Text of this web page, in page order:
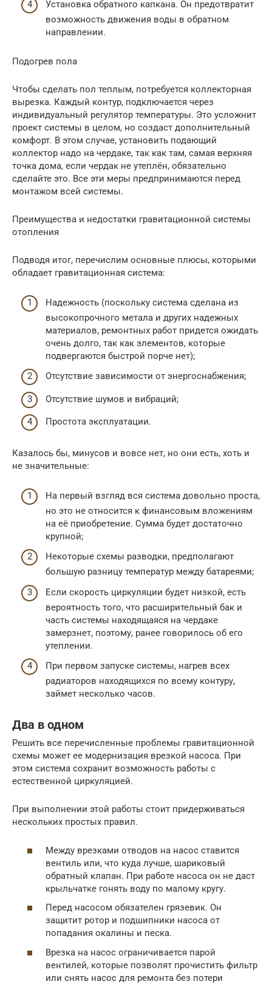
Установка обратного капкана. Он предотвратит
возможность движения воды в обратном
направлении.
Подогрев пола
Чтобы сделать пол теплым, потребуется коллекторная
вырезка. Каждый контур, подключается через
индивидуальный регулятор температуры. Это усложнит
проект системы в целом, но создаст дополнительный
комфорт. В этом случае, установить подающий
коллектор надо на чердаке, так как там, самая верхняя
точка дома, если чердак не утеплён, обязательно
сделайте это. Все эти меры предпринимаются перед
монтажом всей системы.
Преимущества и недостатки гравитационной системы
отопления
Подводя итог, перечислим основные плюсы, которыми
обладает гравитационная система:
Надежность (поскольку система сделана из
высокопрочного метала и других надежных
материалов, ремонтных работ придется ожидать
очень долго, так как элементов, которые
подвергаются быстрой порче нет);
Отсутствие зависимости от энергоснабжения;
Отсутствие шумов и вибраций;
Простота эксплуатации.
Казалось бы, минусов и вовсе нет, но они есть, хоть и
не значительные:
На первый взгляд вся система довольно проста,
но это не относится к финансовым вложениям
на её приобретение. Сумма будет достаточно
крупной;
Некоторые схемы разводки, предполагают
большую разницу температур между батареями;
Если скорость циркуляции будет низкой, есть
вероятность того, что расширительный бак и
часть системы находящаяся на чердаке
замерзнет, поэтому, ранее говорилось об его
утеплении.
При первом запуске системы, нагрев всех
радиаторов находящихся по всему контуру,
займет несколько часов.
Два в одном
Решить все перечисленные проблемы гравитационной
схемы может ее модернизация врезкой насоса. При
этом система сохранит возможность работы с
естественной циркуляцией.
При выполнении этой работы стоит придерживаться
нескольких простых правил.
Между врезками отводов на насос ставится
вентиль или, что куда лучше, шариковый
обратный клапан. При работе насоса он не даст
крыльчатке гонять воду по малому кругу.
Перед насосом обязателен грязевик. Он
защитит ротор и подшипники насоса от
попадания окалины и песка.
Врезка на насос ограничивается парой
вентилей, которые позволят прочистить фильтр
или снять насос для ремонта без потери